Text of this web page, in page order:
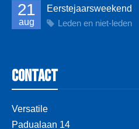
21
aug
Eerstejaarsweekend
Leden en niet-leden
Contact
Versatile
Padualaan 14